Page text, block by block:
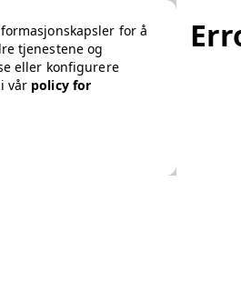
for å
tjenestene og
eller konfigurere
vår policy for